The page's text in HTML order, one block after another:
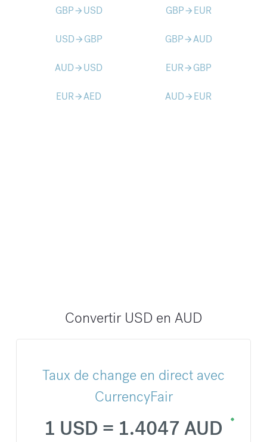
GBParrow_forward USD GBParrow_forward EUR
USDarrow_forward GBP GBParrow_forwardAUD
AUDarrow_forward USD EURarrow_forward GBP
EURarrow_forwardAED AUDarrow_forward EUR
Convertir USD en AUD
Taux de change en direct avec
CurrencyFair
1 USD = 1.4047 AUD